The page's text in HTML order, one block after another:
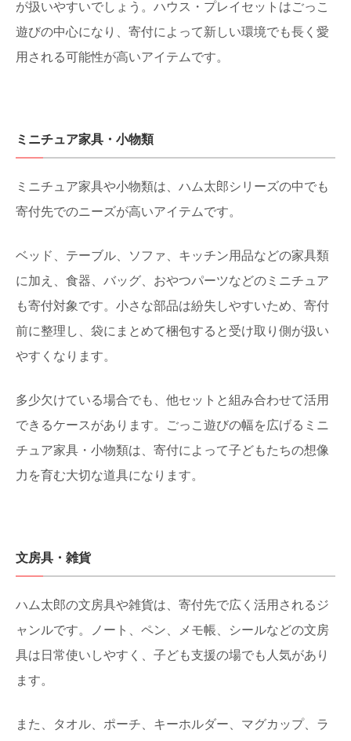
が扱いやすいでしょう。ハウス・プレイセットはごっこ
遊びの中心になり、寄付によって新しい環境でも長く愛
用される可能性が高いアイテムです。
ミニチュア家具・小物類
ミニチュア家具や小物類は、ハム太郎シリーズの中でも
寄付先でのニーズが高いアイテムです。
ベッド、テーブル、ソファ、キッチン用品などの家具類
に加え、食器、バッグ、おやつパーツなどのミニチュア
も寄付対象です。小さな部品は紛失しやすいため、寄付
前に整理し、袋にまとめて梱包すると受け取り側が扱い
やすくなります。
多少欠けている場合でも、他セットと組み合わせて活用
できるケースがあります。ごっこ遊びの幅を広げるミニ
チュア家具・小物類は、寄付によって子どもたちの想像
力を育む大切な道具になります。
文房具・雑貨
ハム太郎の文房具や雑貨は、寄付先で広く活用されるジ
ャンルです。ノート、ペン、メモ帳、シールなどの文房
具は日常使いしやすく、子ども支援の場でも人気があり
ます。
また、タオル、ポーチ、キーホルダー、マグカップ、ラ